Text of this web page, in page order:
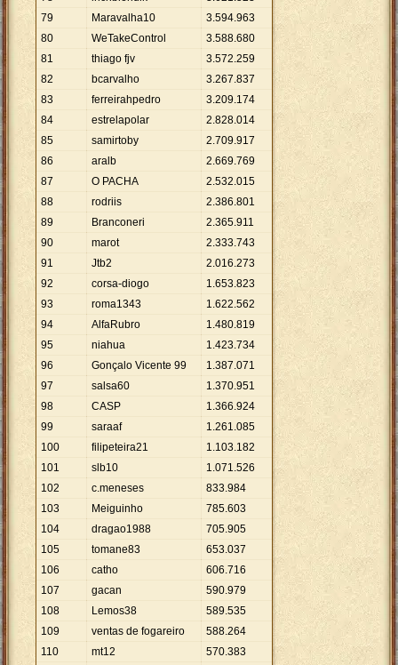
79
Maravalha10 3.594.963
80
WeTakeControl 3.588.680
81
thiago fjv 3.572.259
82
bcarvalho 3.267.837
83
ferreirahpedro 3.209.174
84
estrelapolar 2.828.014
85
samirtoby 2.709.917
86
aralb 2.669.769
87
O PACHA 2.532.015
88
rodriis 2.386.801
89
Branconeri 2.365.911
90
marot 2.333.743
91
Jtb2 2.016.273
92
corsa-diogo 1.653.823
93
roma1343 1.622.562
94
AlfaRubro 1.480.819
95
niahua 1.423.734
96
Gonçalo Vicente 99 1.387.071
97
salsa60 1.370.951
98
CASP 1.366.924
99
saraaf 1.261.085
100
filipeteira21 1.103.182
101
slb10 1.071.526
102
c.meneses 833.984
103
Meiguinho 785.603
104
dragao1988 705.905
105
tomane83 653.037
106
catho 606.716
107
gacan 590.979
108
Lemos38 589.535
109
ventas de fogareiro 588.264
110
mt12 570.383